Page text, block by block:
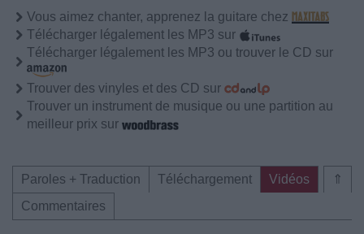
Vous aimez chanter, apprenez la guitare chez
Télécharger légalement les MP3 sur
Télécharger légalement les MP3 ou trouver le CD sur
Trouver des vinyles et des CD sur
Trouver un instrument de musique ou une partition au
meilleur prix sur
⇑
Paroles + Traduction Téléchargement
Vidéos
Commentaires